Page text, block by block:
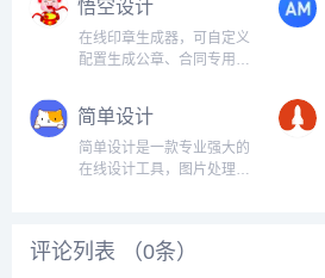
悟空设计
在线印章生成器，可自定义
配置生成公章、合同专用
法人私章。支持正圆印章、
椭圆印章、方形印章。使用
说明：1.选择印章制作类
型，多种印章供你选择。2.
简单设计
简单设计是一款专业强大的
在线设计工具，图片处理工
转换等功能，是一款良心好
评论列表 （0条）